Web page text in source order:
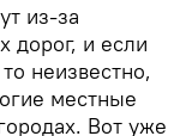
из-за
дорог, и если
неизвестно,
местные
Вот уже